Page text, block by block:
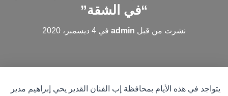
“في الشقة”
نشرت من قبل admin في 4 ديسمبر، 2020
يتواجد في هذه الأيام بمحافظة إب الفنان القدير يحي إبراهيم مدير